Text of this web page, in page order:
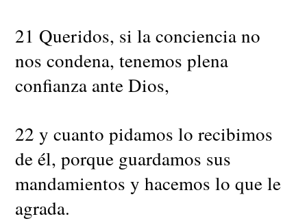
21 Queridos, si la conciencia no
nos condena, tenemos plena
confianza ante Dios,
22 y cuanto pidamos lo recibimos
de él, porque guardamos sus
mandamientos y hacemos lo que le
agrada.